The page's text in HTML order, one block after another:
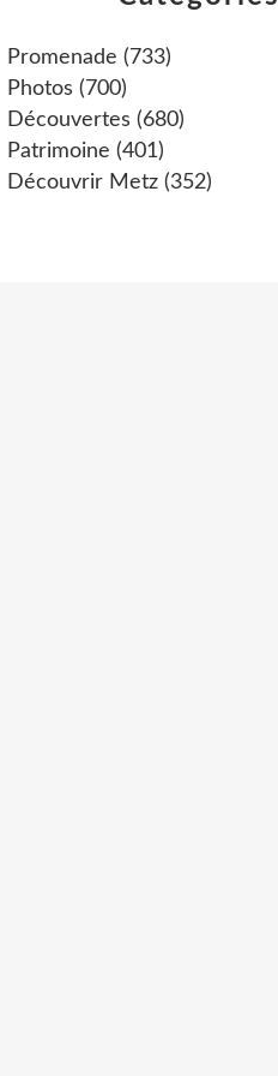
Promenade (733)
Photos (700)
Découvertes (680)
Patrimoine (401)
Découvrir Metz (352)